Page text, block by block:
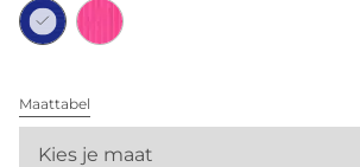
Maattabel
Kies je maat